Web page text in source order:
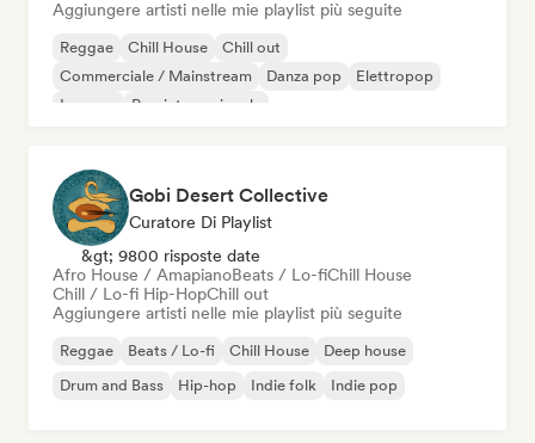
Aggiungere artisti nelle mie playlist più seguite
Reggae Chill House
Chill out
Commerciale / Mainstream
Danza pop
Elettropop
Iperpop
Pop internazionale
Gobi Desert Collective
Curatore Di Playlist
&gt; 9800 risposte date
Afro House / AmapianoBeats / Lo-fiChill House
Chill / Lo-fi Hip-HopChill out
Aggiungere artisti nelle mie playlist più seguite
Reggae Beats / Lo-fi Chill House
Deep house
Drum and Bass
Hip-hop Indie folk Indie pop